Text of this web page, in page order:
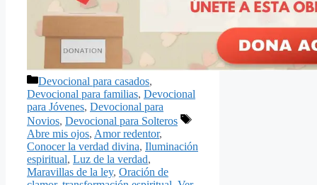
Categorías
Devocional para casados,
Devocional para familias, Devocional
para Jóvenes, Devocional para
Novios, Devocional para Solteros
Etiquetas
Abre mis ojos, Amor redentor,
Conocer la verdad divina, Iluminación
espiritual, Luz de la verdad,
Maravillas de la ley, Oración de